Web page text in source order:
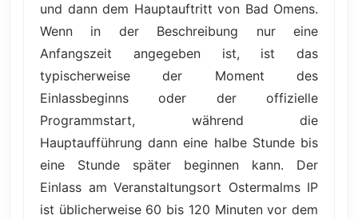
und dann dem Hauptauftritt von Bad Omens.
Wenn in der Beschreibung nur eine
Anfangszeit angegeben ist, ist das
typischerweise der Moment des
Einlassbeginns oder der offizielle
Programmstart, während die
Hauptaufführung dann eine halbe Stunde bis
eine Stunde später beginnen kann. Der
Einlass am Veranstaltungsort Ostermalms IP
ist üblicherweise 60 bis 120 Minuten vor dem